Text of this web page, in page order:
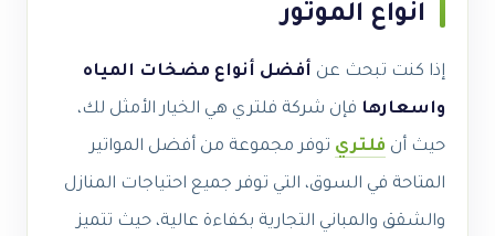
انواع الموتور
إذا كنت تبحث عن أفضل أنواع مضخات المياه
واسعارها فإن شركة فلتري هي الخيار الأمثل لك،
حيث أن فلتري توفر مجموعة من أفضل المواتير
المتاحة في السوق، التي توفر جميع احتياجات المنازل
والشقق والمباني التجارية بكفاءة عالية، حيث تتميز